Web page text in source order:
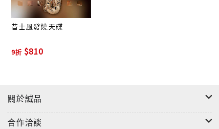
昔士風發燒天碟
9折 $810
關於誠品
合作洽談